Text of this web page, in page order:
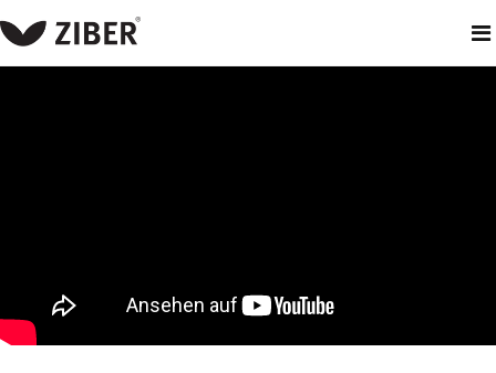
heim neuigkeiten maik & pims live sprinter